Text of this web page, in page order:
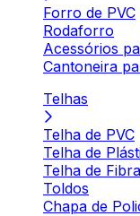
Forro de PVC
Rodaforro
Acessórios
Cantoneira
Telhas
Telha de PVC
Telha de
Telha de
Toldos
Chapa de